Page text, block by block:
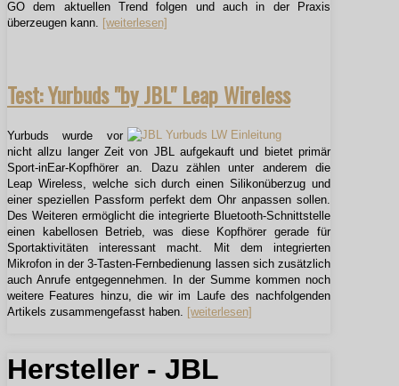
GO dem aktuellen Trend folgen und auch in der Praxis
überzeugen kann. [weiterlesen]
Test: Yurbuds "by JBL" Leap Wireless
Yurbuds wurde vor
nicht allzu langer Zeit von JBL aufgekauft und bietet primär
Sport-inEar-Kopfhörer an. Dazu zählen unter anderem die
Leap Wireless, welche sich durch einen Silikonüberzug und
einer speziellen Passform perfekt dem Ohr anpassen sollen.
Des Weiteren ermöglicht die integrierte Bluetooth-Schnittstelle
einen kabellosen Betrieb, was diese Kopfhörer gerade für
Sportaktivitäten interessant macht. Mit dem integrierten
Mikrofon in der 3-Tasten-Fernbedienung lassen sich zusätzlich
auch Anrufe entgegennehmen. In der Summe kommen noch
weitere Features hinzu, die wir im Laufe des nachfolgenden
Artikels zusammengefasst haben. [weiterlesen]
Hersteller - JBL